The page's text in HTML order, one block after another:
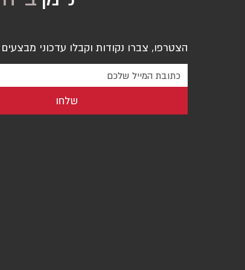
הצטרפו, צברו נקודות וקבלו עדכוני מבצעים
שלחו